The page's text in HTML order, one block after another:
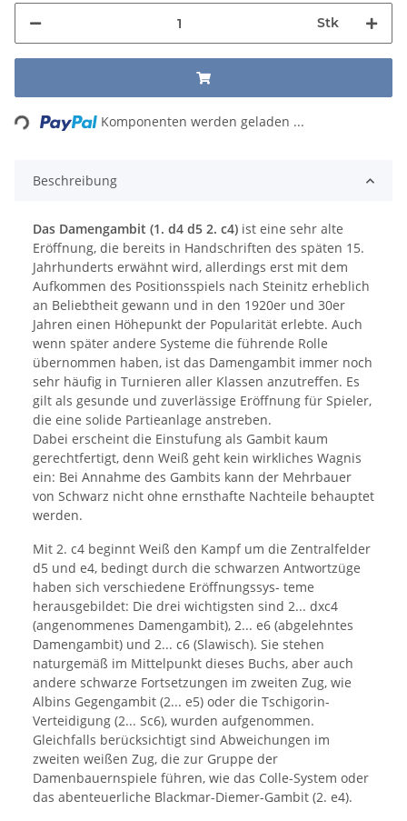
Stk
Loading... Komponenten werden geladen ...
Beschreibung
Das Damengambit (1. d4 d5 2. c4) ist eine sehr alte
Eröffnung, die bereits in Handschriften des späten 15.
Jahrhunderts erwähnt wird, allerdings erst mit dem
Aufkommen des Positionsspiels nach Steinitz erheblich
an Beliebtheit gewann und in den 1920er und 30er
Jahren einen Höhepunkt der Popularität erlebte. Auch
wenn später andere Systeme die führende Rolle
übernommen haben, ist das Damengambit immer noch
sehr häufig in Turnieren aller Klassen anzutreffen. Es
gilt als gesunde und zuverlässige Eröffnung für Spieler,
die eine solide Partieanlage anstreben.
Dabei erscheint die Einstufung als Gambit kaum
gerechtfertigt, denn Weiß geht kein wirkliches Wagnis
ein: Bei Annahme des Gambits kann der Mehrbauer
von Schwarz nicht ohne ernsthafte Nachteile behauptet
werden.
Mit 2. c4 beginnt Weiß den Kampf um die Zentralfelder
d5 und e4, bedingt durch die schwarzen Antwortzüge
haben sich verschiedene Eröffnungssys- teme
herausgebildet: Die drei wichtigsten sind 2... dxc4
(angenommenes Damengambit), 2... e6 (abgelehntes
Damengambit) und 2... c6 (Slawisch). Sie stehen
naturgemäß im Mittelpunkt dieses Buchs, aber auch
andere schwarze Fortsetzungen im zweiten Zug, wie
Albins Gegengambit (2... e5) oder die Tschigorin-
Verteidigung (2... Sc6), wurden aufgenommen.
Gleichfalls berücksichtigt sind Abweichungen im
zweiten weißen Zug, die zur Gruppe der
Damenbauernspiele führen, wie das Colle-System oder
das abenteuerliche Blackmar-Diemer-Gambit (2. e4).